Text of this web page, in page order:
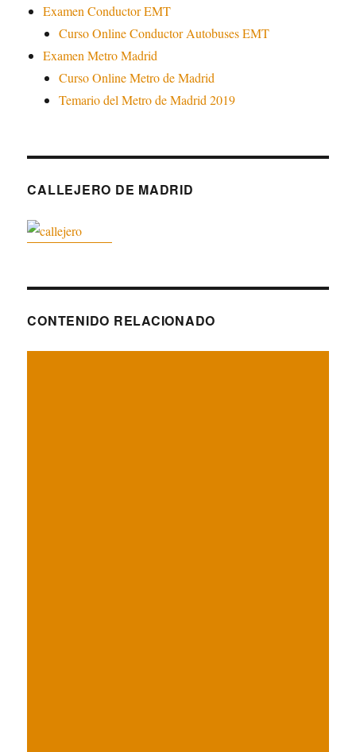
Examen Conductor EMT
Curso Online Conductor Autobuses EMT
Examen Metro Madrid
Curso Online Metro de Madrid
Temario del Metro de Madrid 2019
CALLEJERO DE MADRID
CONTENIDO RELACIONADO